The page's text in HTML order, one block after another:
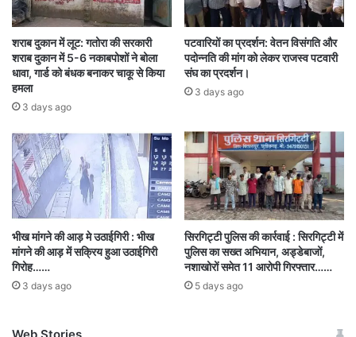
Anti-conversion law implemented
शराब दुकान में लूट: गतोरा की सरकारी
शराब दुकान में 5-6 नकाबपोशों ने बोला
धावा, गार्ड को बंधक बनाकर चाकू से किया
हमला
3 days ago
पटवारियों का प्रदर्शन: वेतन विसंगति और
पदोन्नति की मांग को लेकर राजस्व पटवारी
संघ का प्रदर्शन।
3 days ago
भीख मांगने की आड़ मे उठाईगिरी : भीख
मांगने की आड़ में सक्रिय हुआ उठाईगिरी
गिरोह……
3 days ago
सिरगिट्टी पुलिस की कार्रवाई : सिरगिट्टी में
पुलिस का सख्त अभियान, अड्डेबाजों,
नशाखोरों समेत 11 आरोपी गिरफ्तार……
5 days ago